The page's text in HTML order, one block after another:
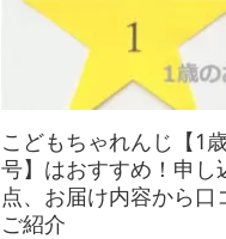
こどもちゃれんじ【1
号】はおすすめ！申し
点、お届け内容から
ご紹介